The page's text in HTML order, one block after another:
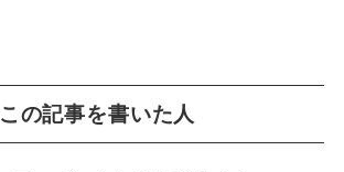
この記事を書いた人